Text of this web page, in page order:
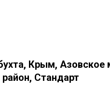
Крым, Азовское
Стандарт